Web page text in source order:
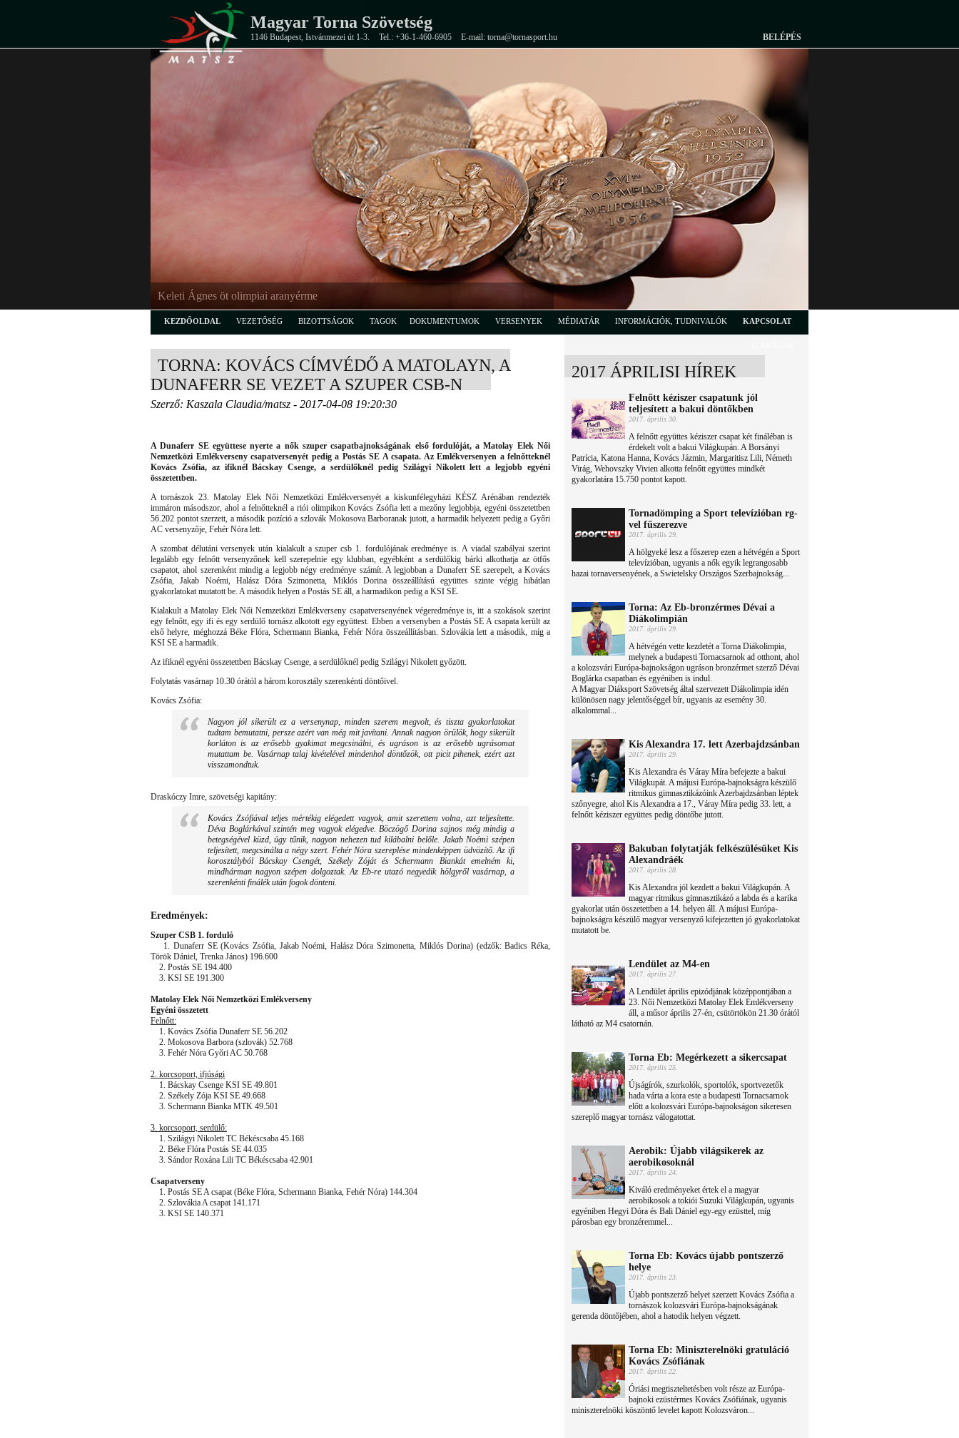
Magyar Torna Szövetség
1146 Budapest, Istvánmezei út 1-3. Tel.: +36-1-460-6905 E-mail: torna@tornasport.hu BELÉPÉS
Keleti Ágnes öt olimpiai aranyérme
KEZDŐOLDAL VEZETŐSÉG BIZOTTSÁGOK TAGOK DOKUMENTUMOK VERSENYEK MÉDIATÁR INFORMÁCIÓK, TUDNIVALÓK KAPCSOLAT
TORNA: KOVÁCS CÍMVÉDŐ A MATOLAYN, A
DUNAFERR SE VEZET A SZUPER CSB-N
Szerző: Kaszala Claudia/matsz - 2017-04-08 19:20:30
A Dunaferr SE együttese nyerte a nők szuper csapatbajnokságának első fordulóját, a Matolay Elek Női
Nemzetközi Emlékverseny csapatversenyét pedig a Postás SE A csapata. Az Emlékversenyen a felnőtteknél
Kovács Zsófia, az ifiknél Bácskay Csenge, a serdülőknél pedig Szilágyi Nikolett lett a legjobb egyéni
összetettben.
A tornászok 23. Matolay Elek Női Nemzetközi Emlékversenyét a kiskunfélegyházi KÉSZ Arénában rendezték
immáron másodszor, ahol a felnőtteknél a riói olimpikon Kovács Zsófia lett a mezőny legjobbja, egyéni összetettben
56.202 pontot szerzett, a második pozíció a szlovák Mokosova Barboranak jutott, a harmadik helyezett pedig a Győri
AC versenyzője, Fehér Nóra lett.
A szombat délutáni versenyek után kialakult a szuper csb 1. fordulójának eredménye is. A viadal szabályai szerint
legalább egy felnőtt versenyzőnek kell szerepelnie egy klubban, egyébként a serdülőkig bárki alkothatja az ötfős
csapatot, ahol szerenként mindig a legjobb négy eredménye számít. A legjobban a Dunaferr SE szerepelt, a Kovács
Zsófia, Jakab Noémi, Halász Dóra Szimonetta, Miklós Dorina összeállítású együttes szinte végig hibátlan
gyakorlatokat mutatott be. A második helyen a Postás SE áll, a harmadikon pedig a KSI SE.
Kialakult a Matolay Elek Női Nemzetközi Emlékverseny csapatversenyének végeredménye is, itt a szokások szerint
egy felnőtt, egy ifi és egy serdülő tornász alkotott egy együttest. Ebben a versenyben a Postás SE A csapata került az
első helyre, méghozzá Béke Flóra, Schermann Bianka, Fehér Nóra összeállításban. Szlovákia lett a második, míg a
KSI SE a harmadik.
Az ifiknél egyéni összetettben Bácskay Csenge, a serdülőknél pedig Szilágyi Nikolett győzött.
Folytatás vasárnap 10.30 órától a három korosztály szerenkénti döntőivel.
Kovács Zsófia:
Nagyon jól sikerült ez a versenynap, minden szerem megvolt, és tiszta gyakorlatokat
tudtam bemutatni, persze azért van még mit javítani. Annak nagyon örülök, hogy sikerült
korláton is az erősebb gyakimat megcsinálni, és ugráson is az erősebb ugrásomat
mutattam be. Vasárnap talaj kivételével mindenhol döntőzök, ott picit pihenek, ezért azt
visszamondtuk.
Draskóczy Imre, szövetségi kapitány:
Kovács Zsófiával teljes mértékig elégedett vagyok, amit szerettem volna, azt teljesítette.
Déva Boglárkával szintén meg vagyok elégedve. Böczögő Dorina sajnos még mindig a
betegségével küzd, úgy tűnik, nagyon nehezen tud kilábalni belőle. Jakab Noémi szépen
teljesített, megcsinálta a négy szert. Fehér Nóra szereplése mindenképpen üdvözítő. Az ifi
korosztályból Bácskay Csengét, Székely Zóját és Schermann Biankát emelném ki,
mindhárman nagyon szépen dolgoztak. Az Eb-re utazó negyedik hölgyről vasárnap, a
szerenkénti finálék után fogok dönteni.
Eredmények:
Szuper CSB 1. forduló
1. Dunaferr SE (Kovács Zsófia, Jakab Noémi, Halász Dóra Szimonetta, Miklós Dorina) (edzők: Badics Réka,
Török Dániel, Trenka János) 196.600
2. Postás SE 194.400
3. KSI SE 191.300
Matolay Elek Női Nemzetközi Emlékverseny
Egyéni összetett
Felnőtt:
1. Kovács Zsófia Dunaferr SE 56.202
2. Mokosova Barbora (szlovák) 52.768
3. Fehér Nóra Győri AC 50.768
2. korcsoport, ifjúsági
1. Bácskay Csenge KSI SE 49.801
2. Székely Zója KSI SE 49.668
3. Schermann Bianka MTK 49.501
3. korcsoport, serdülő:
1. Szilágyi Nikolett TC Békéscsaba 45.168
2. Béke Flóra Postás SE 44.035
3. Sándor Roxána Lili TC Békéscsaba 42.901
Csapatverseny
1. Postás SE A csapat (Béke Flóra, Schermann Bianka, Fehér Nóra) 144.304
2. Szlovákia A csapat 141.171
3. KSI SE 140.371
2017 ÁPRILISI HÍREK
Felnőtt kéziszer csapatunk jól
teljesített a bakui döntőkben
2017. április 30.
A felnőtt együttes kéziszer csapat két fináléban is
érdekelt volt a bakui Világkupán. A Borsányi
Patrícia, Katona Hanna, Kovács Jázmin, Margaritisz Lili, Németh
Virág, Wehovszky Vivien alkotta felnőtt együttes mindkét
gyakorlatára 15.750 pontot kapott.
Tornadömping a Sport televízióban rg-
vel fűszerezve
2017. április 29.
A hölgyeké lesz a főszerep ezen a hétvégén a Sport
televízióban, ugyanis a nők egyik legrangosabb
hazai tornaversenyének, a Swietelsky Országos Szerbajnokság...
Torna: Az Eb-bronzérmes Dévai a
Diákolimpián
2017. április 29.
A hétvégén vette kezdetét a Torna Diákolimpia,
melynek a budapesti Tornacsarnok ad otthont, ahol
a kolozsvári Európa-bajnokságon ugráson bronzérmet szerző Dévai
Boglárka csapatban és egyéniben is indul.
A Magyar Diáksport Szövetség által szervezett Diákolimpia idén
különösen nagy jelentőséggel bír, ugyanis az esemény 30.
alkalommal...
Kis Alexandra 17. lett Azerbajdzsánban
2017. április 29.
Kis Alexandra és Váray Míra befejezte a bakui
Világkupát. A májusi Európa-bajnokságra készülő
ritmikus gimnasztikázóink Azerbajdzsánban léptek
szőnyegre, ahol Kis Alexandra a 17., Váray Míra pedig 33. lett, a
felnőtt kéziszer együttes pedig döntőbe jutott.
Bakuban folytatják felkészülésüket Kis
Alexandráék
2017. április 28.
Kis Alexandra jól kezdett a bakui Világkupán. A
magyar ritmikus gimnasztikázó a labda és a karika
gyakorlat után összetettben a 14. helyen áll. A májusi Európa-
bajnokságra készülő magyar versenyző kifejezetten jó gyakorlatokat
mutatott be.
Lendület az M4-en
2017. április 27.
A Lendület április epizódjának középpontjában a
23. Női Nemzetközi Matolay Elek Emlékverseny
áll, a műsor április 27-én, csütörtökön 21.30 órától
látható az M4 csatornán.
Torna Eb: Megérkezett a sikercsapat
2017. április 25.
Újságírók, szurkolók, sportolók, sportvezetők
hada várta a kora este a budapesti Tornacsarnok
előtt a kolozsvári Európa-bajnokságon sikeresen
szereplő magyar tornász válogatottat.
Aerobik: Újabb világsikerek az
aerobikosoknál
2017. április 24.
Kiváló eredményeket értek el a magyar
aerobikosok a tokiói Suzuki Világkupán, ugyanis
egyéniben Hegyi Dóra és Bali Dániel egy-egy ezüsttel, míg
párosban egy bronzéremmel...
Torna Eb: Kovács újabb pontszerző
helye
2017. április 23.
Újabb pontszerző helyet szerzett Kovács Zsófia a
tornászok kolozsvári Európa-bajnokságának
gerenda döntőjében, ahol a hatodik helyen végzett.
Torna Eb: Miniszterelnöki gratuláció
Kovács Zsófiának
2017. április 22.
Óriási megtiszteltetésben volt része az Európa-
bajnoki ezüstérmes Kovács Zsófiának, ugyanis
miniszterelnöki köszöntő levelet kapott Kolozsváron...